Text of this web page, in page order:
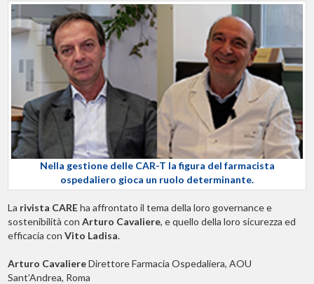
Nella gestione delle CAR-T la figura del farmacista
ospedaliero gioca un ruolo determinante.
La rivista CAREha affrontato il tema della loro governance e
sostenibilità con Arturo Cavaliere, e quello della loro sicurezza ed
efficacia con Vito Ladisa.
Arturo CavaliereDirettore Farmacia Ospedaliera, AOU
Sant’Andrea, Roma